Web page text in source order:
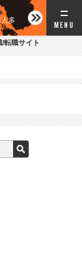
多
転職サイト